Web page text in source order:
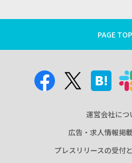
PAGE TOP
運営会社につ
広告・求人情報掲
プレスリリースの受付